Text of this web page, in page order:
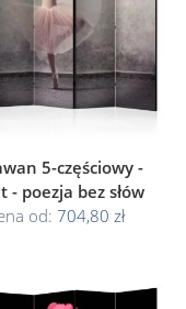
5-częściowy -
- poezja bez słów
od: 704,80 zł